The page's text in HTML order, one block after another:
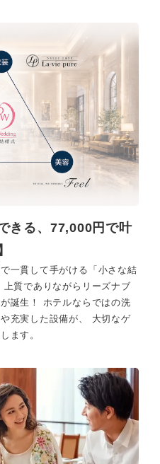
きる、77,000円で叶
一貫して手がける「小さな結
質でありながらリーズナブ
誕生！ ホテルならではの洗
充実した設備が、 大切なゲ
ます。